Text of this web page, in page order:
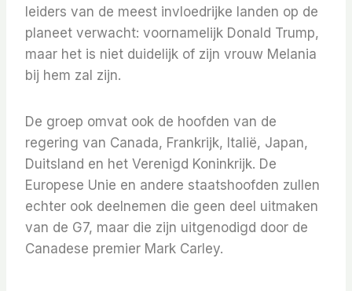
leiders van de meest invloedrijke landen op de
planeet verwacht: voornamelijk Donald Trump,
maar het is niet duidelijk of zijn vrouw Melania
bij hem zal zijn.
De groep omvat ook de hoofden van de
regering van Canada, Frankrijk, Italië, Japan,
Duitsland en het Verenigd Koninkrijk. De
Europese Unie en andere staatshoofden zullen
echter ook deelnemen die geen deel uitmaken
van de G7, maar die zijn uitgenodigd door de
Canadese premier Mark Carley.